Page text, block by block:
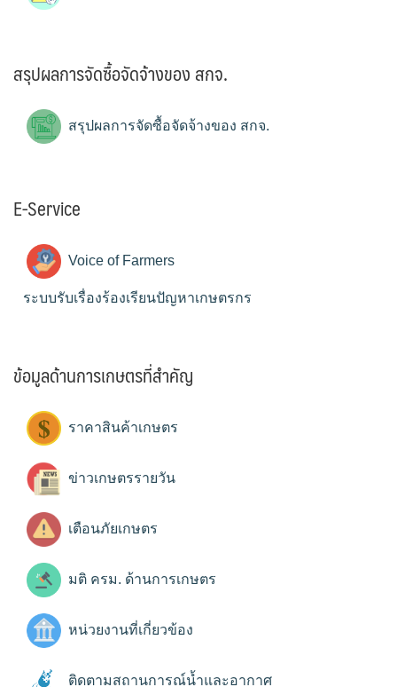
สรุปผลการจัดซื้อจัดจ้างของ สกจ.
สรุปผลการจัดซื้อจัดจ้างของ สกจ.
E-Service
Voice of Farmers
ระบบรับเรื่องร้องเรียนปัญหาเกษตรกร
ข้อมูลด้านการเกษตรที่สำคัญ
ราคาสินค้าเกษตร
ข่าวเกษตรรายวัน
เตือนภัยเกษตร
มติ ครม. ด้านการเกษตร
หน่วยงานที่เกี่ยวข้อง
ติดตามสถานการณ์น้ำและอากาศ